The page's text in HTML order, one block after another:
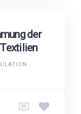
der